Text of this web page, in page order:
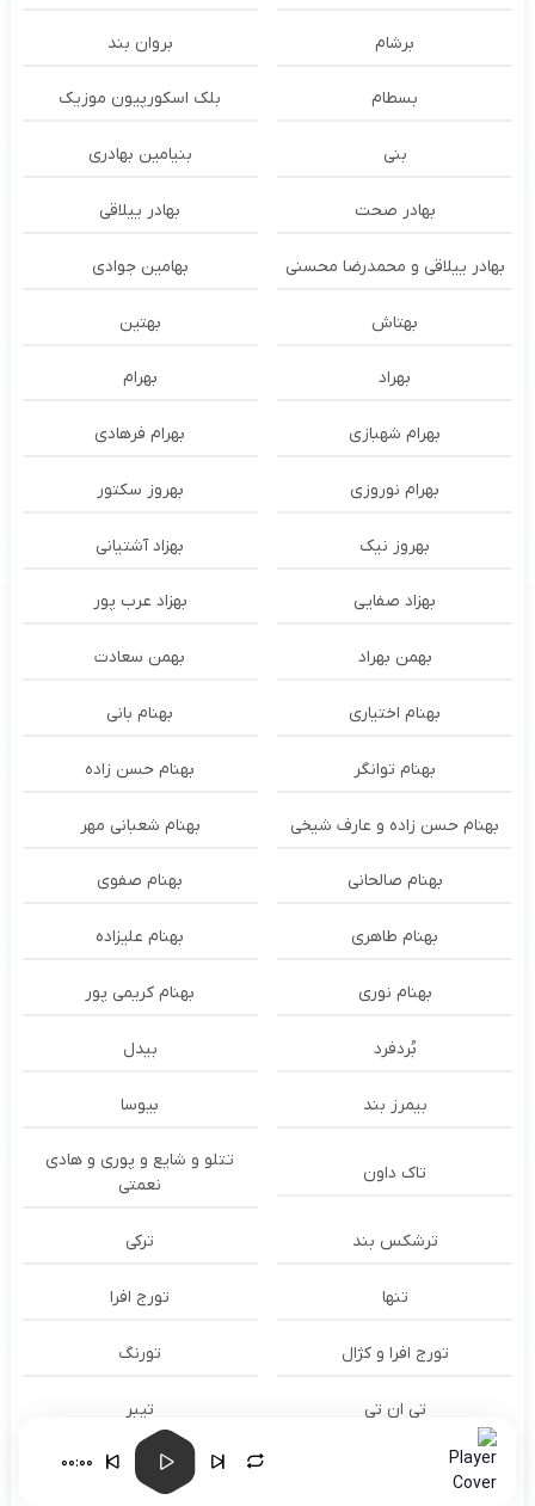
برشام بروان بند
بسطام بلک اسکورپیون موزیک
بنی بنیامین بهادری
بهادر صحت بهادر ییلاقی
بهادر ییلاقی و محمدرضا محسنی بهامین جوادی
بهتاش بهتین
بهراد بهرام
بهرام شهبازی بهرام فرهادی
بهرام نوروزی بهروز سکتور
بهروز نیک بهزاد آشتیانی
بهزاد صفایی بهزاد عرب پور
بهمن بهراد بهمن سعادت
بهنام اختیاری بهنام بانی
بهنام توانگر بهنام حسن زاده
بهنام حسن زاده و عارف شیخی بهنام شعبانی مهر
بهنام صالحانی بهنام صفوی
بهنام طاهری بهنام علیزاده
بهنام نوری بهنام کریمی پور
بُردفرد بیدل
بیمرز بند بیوسا
تاک داون
تتلو و شایع و پوری و هادی
نعمتی
ترشكس بند ترکی
تنها تورج افرا
تورج افرا و کژال تورنگ
تی ان تی تیبر
تیمور نمازی و کاوه سلطانی
00:00